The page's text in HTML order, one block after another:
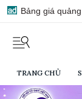
Bảng giá
TRANG CHỦ